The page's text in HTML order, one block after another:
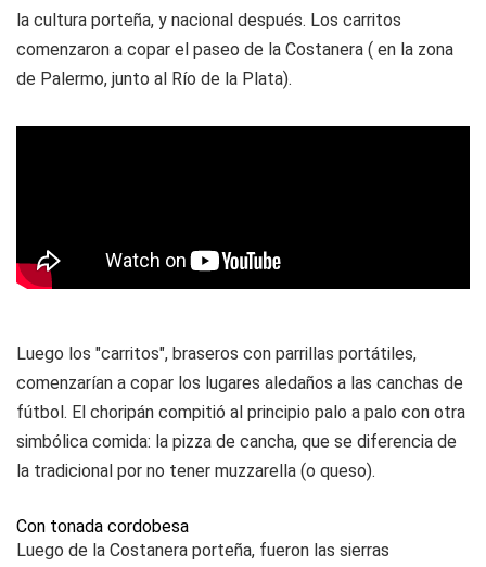
la cultura porteña, y nacional después. Los carritos
comenzaron a copar el paseo de la Costanera ( en la zona
de Palermo, junto al Río de la Plata).
Luego los "carritos", braseros con parrillas portátiles,
comenzarían a copar los lugares aledaños a las canchas de
fútbol. El choripán compitió al principio palo a palo con otra
simbólica comida: la pizza de cancha, que se diferencia de
la tradicional por no tener muzzarella (o queso).
Con tonada cordobesa
Luego de la Costanera porteña, fueron las sierras